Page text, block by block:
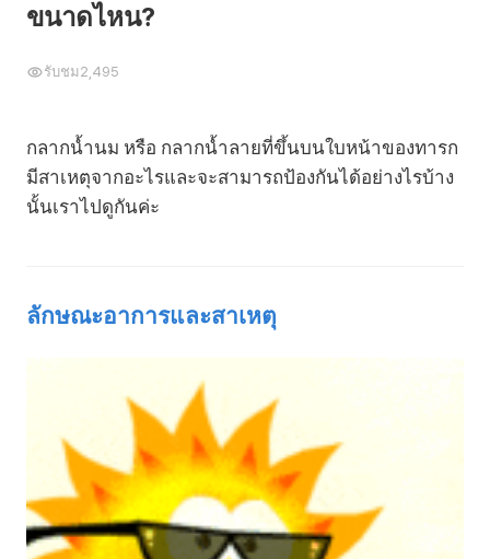
ขนาดไหน?
รับชม2,495
กลากน้ำนม หรือ กลากน้ำลายที่ขึ้นบนใบหน้าของทารก
มีสาเหตุจากอะไรและจะสามารถป้องกันได้อย่างไรบ้าง
นั้นเราไปดูกันค่ะ
ลักษณะอาการและสาเหตุ